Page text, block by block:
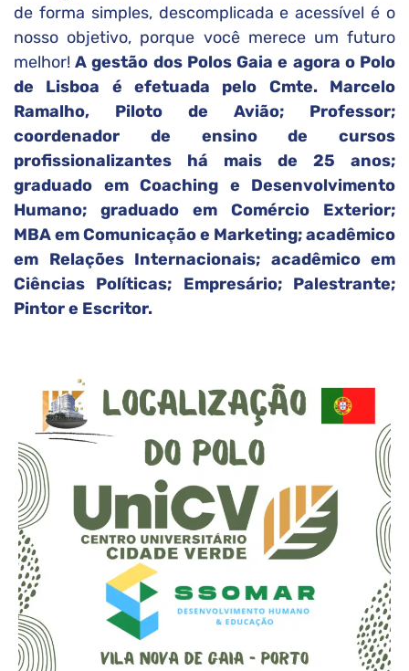
de forma simples, descomplicada e acessível é o
nosso objetivo, porque você merece um futuro
melhor!A gestão dos Polos Gaia e agora o Polo
de Lisboa é efetuada pelo Cmte. Marcelo
Ramalho, Piloto de Avião; Professor;
coordenador de ensino de cursos
profissionalizantes há mais de 25 anos;
graduado em Coaching e Desenvolvimento
Humano; graduado em Comércio Exterior;
MBA em Comunicação e Marketing; acadêmico
em Relações Internacionais; acadêmico em
Ciências Políticas; Empresário; Palestrante;
Pintor e Escritor.